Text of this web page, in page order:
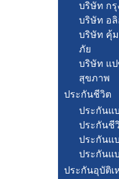
บริษัท ก
บริษัท อ
บริษัท คุ้
ภัย
บริษัท แ
สุขภาพ
ประกันชีวิต
ประกันแ
ประกันชี
ประกันแ
ประกันแ
ประกันอุบัติเ